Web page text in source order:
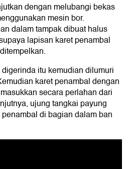
dengan melubangi bekas
mesin bor.
dalam tampak dibuat halus
lapisan karet penambal
itu kemudian dilumuri
karet penambal dengan
secara perlahan dari
ujung tangkai payung
di bagian dalam ban